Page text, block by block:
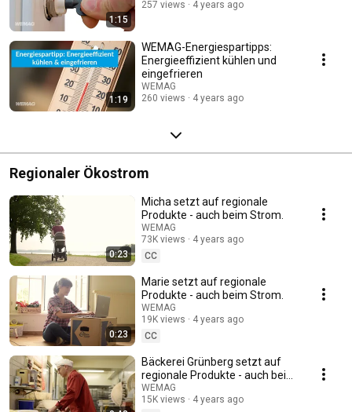
1:15
257 views
4 years ago
1:19
WEMAG-Energiespartipps:
Energieeffizient kühlen und
eingefrieren
WEMAG
260 views
4 years ago
Regionaler Ökostrom
0:23
Micha setzt auf regionale
Produkte - auch beim Strom.
WEMAG
73K views
4 years ago
CC
0:23
Marie setzt auf regionale
Produkte - auch beim Strom.
WEMAG
19K views
4 years ago
CC
Bäckerei Grünberg setzt auf
regionale Produkte - auch beim
Strom.
WEMAG
15K views
4 years ago